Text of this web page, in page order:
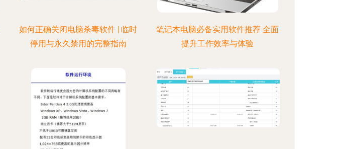
如何正确关闭电脑杀毒软件 | 临时
停用与永久禁用的完整指南
笔记本电脑必备实用软件推荐 全面
提升工作效率与体验